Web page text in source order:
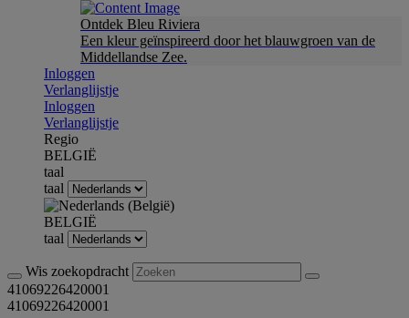
Ontdek Bleu Riviera
Een kleur geïnspireerd door het blauwgroen van de
Middellandse Zee.
Inloggen
Verlanglijstje
Inloggen
Verlanglijstje
Regio
BELGIË
taal
taal
BELGIË
taal
Wis zoekopdracht
41069226420001
41069226420001